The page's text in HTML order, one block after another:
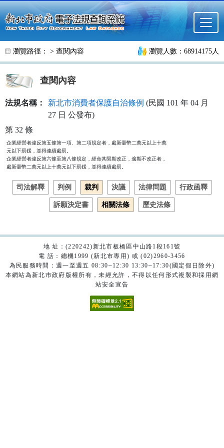
跳至主要內容
瀏覽路徑： > 查閱內容 瀏覽人數：68914175人
查閱內容
法規名稱： 新北市消費者保護自治條例 (民國 101 年 04 月
27 日 公發布)
第 32 條
企業經營者違反第五條第一項、第二項規定者，處新臺幣二萬元以上十萬
元以下罰鍰，並得連續處罰。
企業經營者違反第六條至第八條規定，經命其限期改正，逾期不改正者，
處新臺幣二萬元以上十萬元以下罰鍰，並得連續處罰。
司法解釋 判例 裁判 決議 法律問題 行政函釋
訴願決定書 相關法條 歷史法條
地 址：(220242)新北市板橋區中山路1段161號
電 話：總機1999 (新北市專用) 或 (02)2960-3456
為民服務時間：週一至週五 08:30~12:30 13:30~17:30(國定假日除外)
本網站為新北市政府版權所有，未經允許，不得以任何形式複製和採用網
站安全宣告